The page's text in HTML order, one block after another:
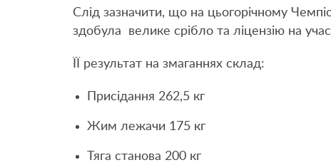
Слід зазначити, що на цьогорічному
здобула велике срібло та ліцензію на
ЇЇ результат на змаганнях склад:
Присідання 262,5 кг
Жим лежачи 175 кг
Тяга станова 200 кг